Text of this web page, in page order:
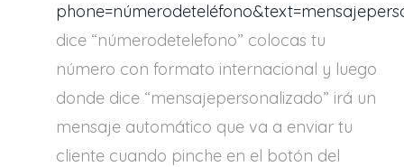
dice “númerodetelefono” colocas tu
número con formato internacional y luego
donde dice “mensajepersonalizado” irá un
mensaje automático que va a enviar tu
cliente cuando pinche en el botón del